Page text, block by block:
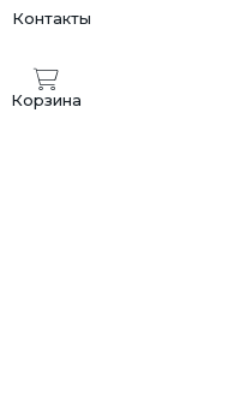
Контакты
Корзина